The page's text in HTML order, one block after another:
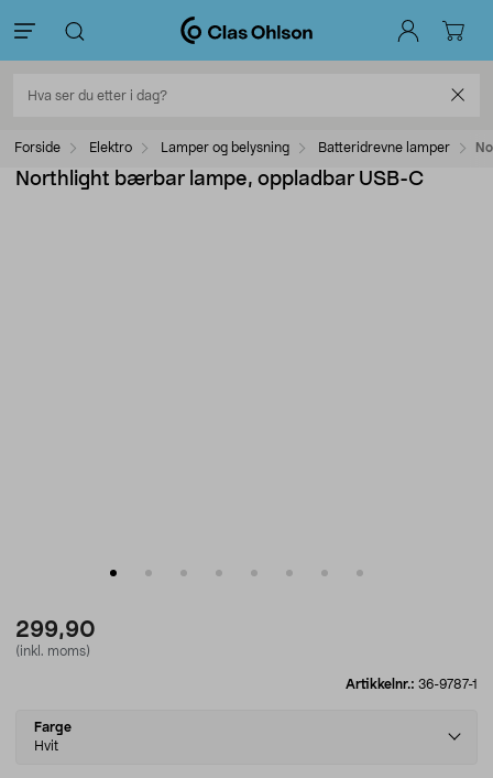
Forside Elektro Lamper og belysning Batteridrevne lamper
Northlight bærbar lampe, oppladbar USB-C
299,90
(inkl. moms)
Artikkelnr.: 36-9787-1
Select
variant
Farge
Hvit